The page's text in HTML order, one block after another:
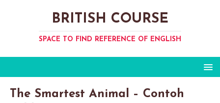
BRITISH COURSE
SPACE TO FIND REFERENCE OF ENGLISH
The Smartest Animal – Contoh